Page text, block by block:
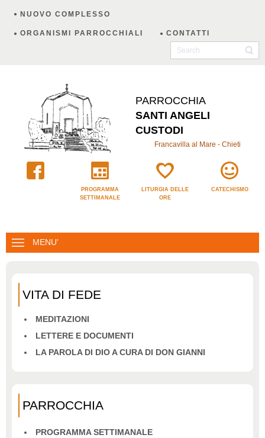
NUOVO COMPLESSO
ORGANISMI PARROCCHIALI CONTATTI
PARROCCHIA
SANTI ANGELI
CUSTODI
Francavilla al Mare - Chieti
PROGRAMMA
SETTIMANALE
LITURGIA DELLE
ORE
CATECHISMO
MENU'
VITA DI FEDE
MEDITAZIONI
LETTERE E DOCUMENTI
LA PAROLA DI DIO A CURA DI DON GIANNI
PARROCCHIA
PROGRAMMA SETTIMANALE